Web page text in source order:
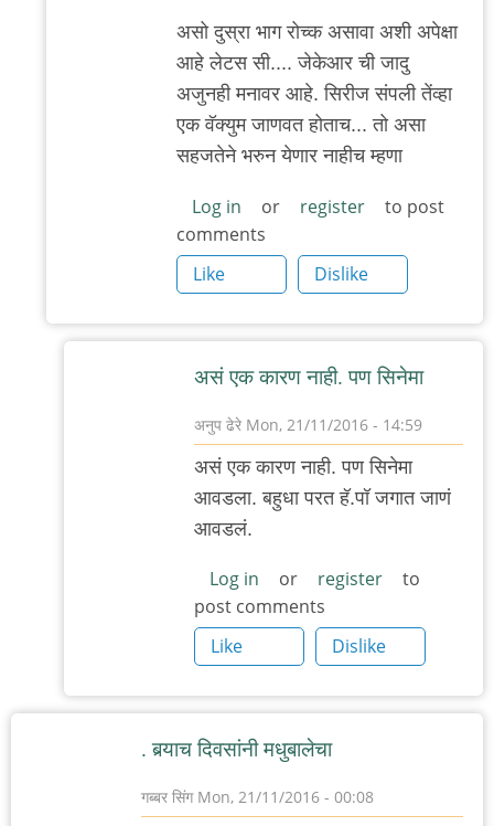
ढेरे
असो दुस्रा भाग रोच्क असावा अशी अपेक्षा
आहे लेटस सी.... जेकेआर ची जादु
अजुनही मनावर आहे. सिरीज संपली तेंव्हा
एक वॅक्युम जाणवत होताच... तो असा
सहजतेने भरुन येणार नाहीच म्हणा
Log in or register
to post
comments
Like
Dislike
असं एक कारण नाही. पण सिनेमा
अनुप ढेरे Mon, 21/11/2016 - 14:59
In
reply
काय
आवडले
?
by
रेड
असं एक कारण नाही. पण सिनेमा
आवडला. बहुधा परत हॅ.पॉ जगात जाणं
आवडलं.
Log in or register
to
post comments
Like
Dislike
. बर्‍याच दिवसांनी मधुबालेचा
गब्बर सिंगMon, 21/11/2016 - 00:08